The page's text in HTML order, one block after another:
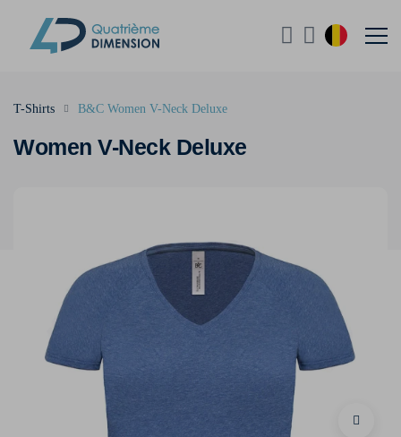
Women V-Neck Deluxe
T-Shirts B&C Women V-Neck Deluxe